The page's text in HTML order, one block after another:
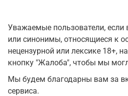
Уважаемые пользователи,
или синонимы, относящиеся к
нецензурной или лексике 18+,
кнопку "Жалоба", чтобы мы
Мы будем благодарны вам за
сервиса.